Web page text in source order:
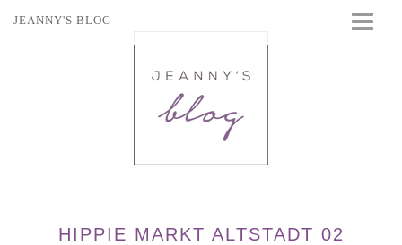
JEANNY'S BLOG
HIPPIE MARKT ALTSTADT 02